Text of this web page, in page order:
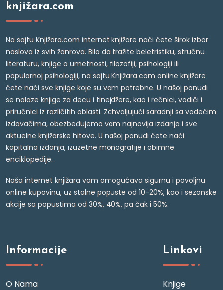
knjižara.com
Na sajtu Knjižara.com internet knjižare naći ćete širok izbor
naslova iz svih žanrova. Bilo da tražite beletristiku, stručnu
literaturu, knjige o umetnosti, filozofiji, psihologiji ili
popularnoj psihologiji, na sajtu Knjižara.com online knjižare
ćete naći sve knjige koje su vam potrebne. U našoj ponudi
se nalaze knjige za decu i tinejdžere, kao i rečnici, vodiči i
priručnici iz različitih oblasti. Zahvaljujući saradnji sa vodećim
izdavačima, obezbeđujemo vam najnovija izdanja i sve
aktuelne knjižarske hitove. U našoj ponudi ćete naći
kapitalna izdanja, izuzetne monografije i obimne
enciklopedije.
Naša internet knjižara vam omogućava sigurnu i povoljnu
online kupovinu, uz stalne popuste od 10-20%, kao i sezonske
akcije sa popustima od 30%, 40%, pa čak i 50%.
Informacije
O Nama
Linkovi
Knjige